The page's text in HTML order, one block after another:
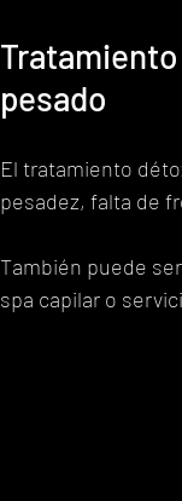
pesado
El tratamiento
pesadez, falta de
También puede
spa capilar o